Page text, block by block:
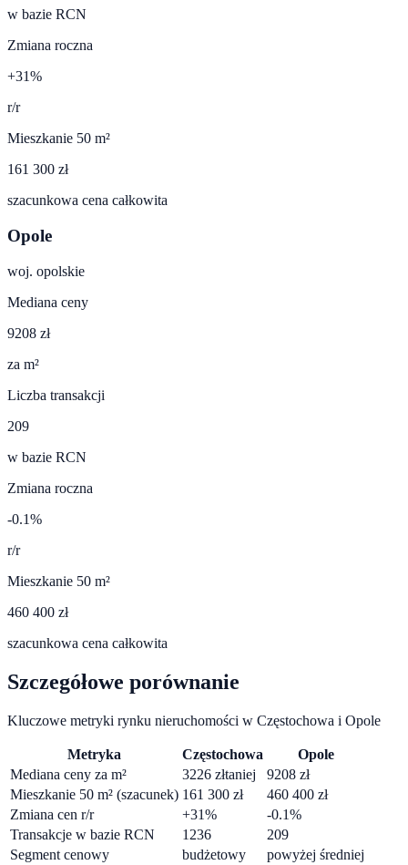
w bazie RCN
Zmiana roczna
+31%
r/r
Mieszkanie 50 m²
161 300 zł
szacunkowa cena całkowita
Opole
woj. opolskie
Mediana ceny
9208 zł
za m²
Liczba transakcji
209
w bazie RCN
Zmiana roczna
-0.1%
r/r
Mieszkanie 50 m²
460 400 zł
szacunkowa cena całkowita
Szczegółowe porównanie
Kluczowe metryki rynku nieruchomości w Częstochowa i Opole
Metryka Częstochowa
Opole
Mediana ceny za m²
3226 złtaniej 9208 zł
Mieszkanie 50 m² (szacunek) 161 300 zł 460 400 zł
Zmiana cen r/r
+31% -0.1%
Transakcje w bazie RCN
1236
209
Segment cenowy
budżetowy
powyżej średniej